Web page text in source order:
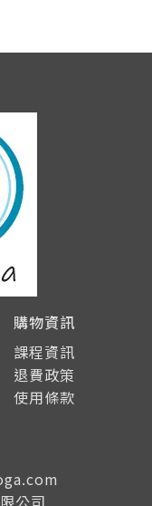
購物資訊
課程資訊
退費政策
使用條款
公司